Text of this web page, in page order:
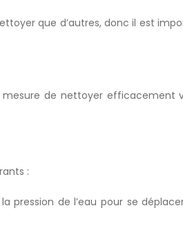
que d’autres, donc il est
de nettoyer efficacement
:
pression de l’eau pour se